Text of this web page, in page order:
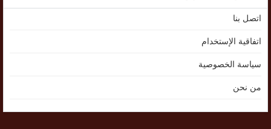
اتصل بنا
اتفاقية الإستخدام
سياسة الخصوصية
من نحن